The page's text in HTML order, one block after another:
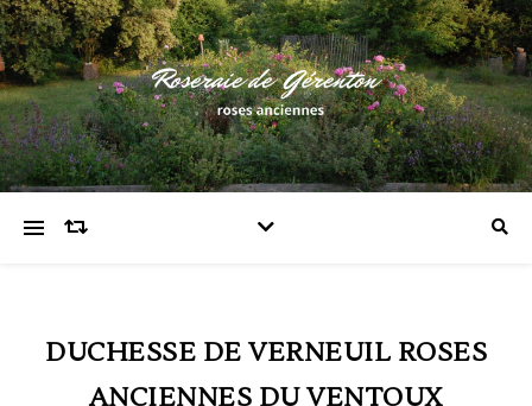
DUCHESSE DE VERNEUIL ROSES
ANCIENNES DU VENTOUX